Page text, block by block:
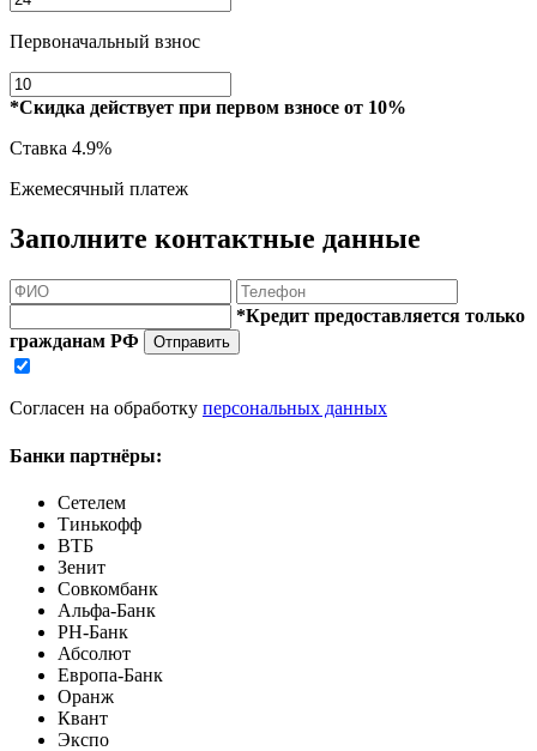
Первоначальный взнос
*Скидка действует при первом взносе от 10%
Ставка 4.9%
Ежемесячный платеж
Заполните контактные данные
*Кредит предоставляется только
гражданам РФ
Отправить
Согласен на обработку персональных данных
Банки партнёры:
Сетелем
Тинькофф
ВТБ
Зенит
Совкомбанк
Альфа-Банк
РН-Банк
Абсолют
Европа-Банк
Оранж
Квант
Экспо